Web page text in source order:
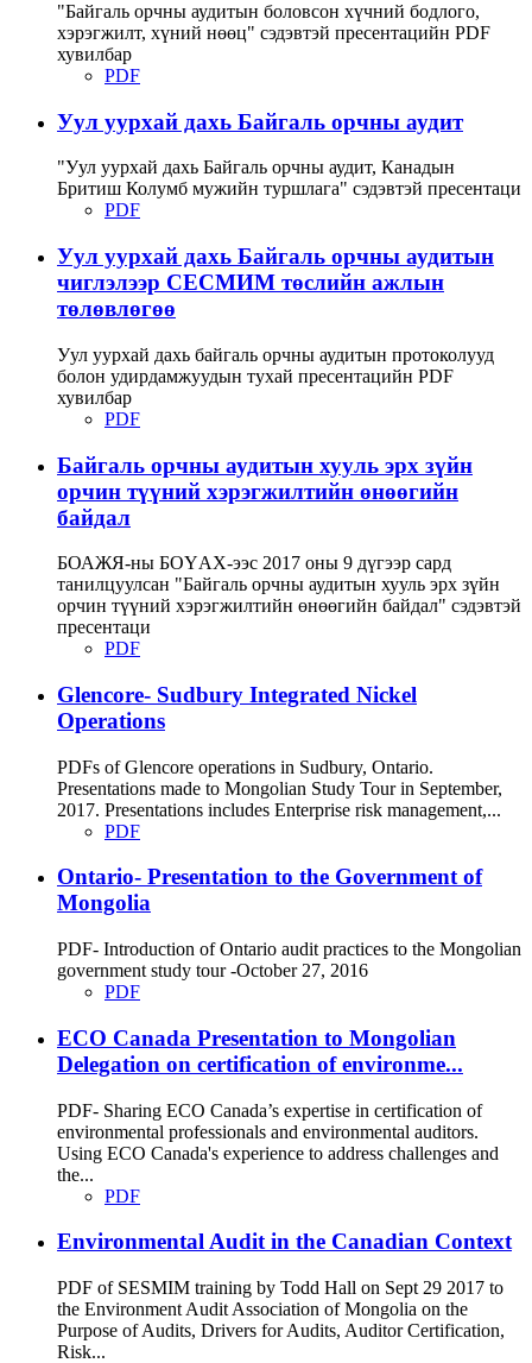
"Байгаль орчны аудитын боловсон хүчний бодлого,
хэрэгжилт, хүний нөөц" сэдэвтэй пресентацийн PDF
хувилбар
PDF
Уул уурхай дахь Байгаль орчны аудит
"Уул уурхай дахь Байгаль орчны аудит, Канадын
Бритиш Колумб мужийн туршлага" сэдэвтэй пресентаци
PDF
Уул уурхай дахь Байгаль орчны аудитын
чиглэлээр СЕСМИМ төслийн ажлын
төлөвлөгөө
Уул уурхай дахь байгаль орчны аудитын протоколууд
болон удирдамжуудын тухай пресентацийн PDF
хувилбар
PDF
Байгаль орчны аудитын хууль эрх зүйн
орчин түүний хэрэгжилтийн өнөөгийн
байдал
БОАЖЯ-ны БОҮАХ-ээс 2017 оны 9 дүгээр сард
танилцуулсан "Байгаль орчны аудитын хууль эрх зүйн
орчин түүний хэрэгжилтийн өнөөгийн байдал" сэдэвтэй
пресентаци
PDF
Glencore- Sudbury Integrated Nickel
Operations
PDFs of Glencore operations in Sudbury, Ontario.
Presentations made to Mongolian Study Tour in September,
2017. Presentations includes Enterprise risk management,...
PDF
Ontario- Presentation to the Government of
Mongolia
PDF- Introduction of Ontario audit practices to the Mongolian
government study tour -October 27, 2016
PDF
ECO Canada Presentation to Mongolian
Delegation on certification of environme...
PDF- Sharing ECO Canada’s expertise in certification of
environmental professionals and environmental auditors.
Using ECO Canada's experience to address challenges and
the...
PDF
Environmental Audit in the Canadian Context
PDF of SESMIM training by Todd Hall on Sept 29 2017 to
the Environment Audit Association of Mongolia on the
Purpose of Audits, Drivers for Audits, Auditor Certification,
Risk...